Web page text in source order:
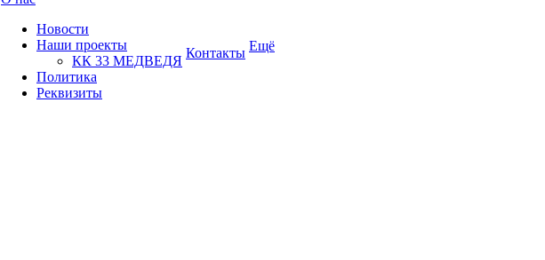
Новости
Наши проекты
КК 33 МЕДВЕДЯ
Политика
Реквизиты
Контакты Ещё